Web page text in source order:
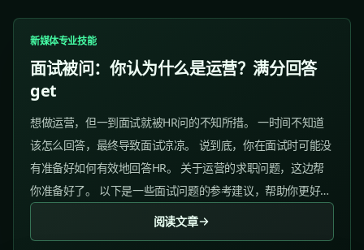
新媒体专业技能
面试被问：你认为什么是运营？满分回答
get
想做运营，但一到面试就被HR问的不知所措。 一时间不知道
该怎么回答，最终导致面试凉凉。 说到底，你在面试时可能没
有准备好如何有效地回答HR。 关于运营的求职问题，这边帮
你准备好了。 以下是一些面试问题的参考建议，帮助你更好地
准备面试并提高成功率。 1、你认为什么是运营？ 参考答
案：...
阅读文章